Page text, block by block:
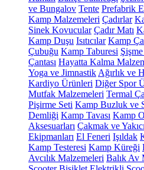
ve Bungalov Tente Prefabrik
Kamp Malzemeleri Çadırlar
Sinek Kovucular Çadır Matı
Kamp Duşu Isıtıcılar Kamp
Çubuğu Kamp Taburesi
Çantası Hayatta Kalma
Yoga ve Jimnastik Ağırlık ve
Kardiyo Ürünleri Diğer Spor
Mutfak Malzemeleri Termal
Pişirme Seti Kamp Buzluk ve
Demliği Kamp Tavası Kamp
Aksesuarları Çakmak ve
Ekipmanları El Feneri Işıldak
Kamp Testeresi Kamp Küreği
Avcılık Malzemeleri Balık Av